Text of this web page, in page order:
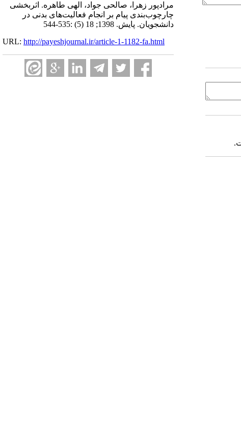
مرادپور زهرا، صالحی جواد، الهی طاهره. اثربخشی
چارچوب‌بندی پیام بر انجام فعالیت‌های بدنی در
دانشجویان. پایش. 1398; 18 (5) :535-544
URL: http://payeshjournal.ir/article-1-1182-fa.html